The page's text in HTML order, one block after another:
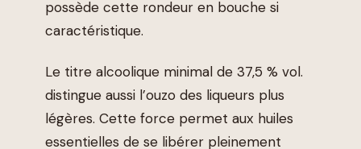
possède cette rondeur en bouche si
caractéristique.
Le titre alcoolique minimal de 37,5 % vol.
distingue aussi l’ouzo des liqueurs plus
légères. Cette force permet aux huiles
essentielles de se libérer pleinement